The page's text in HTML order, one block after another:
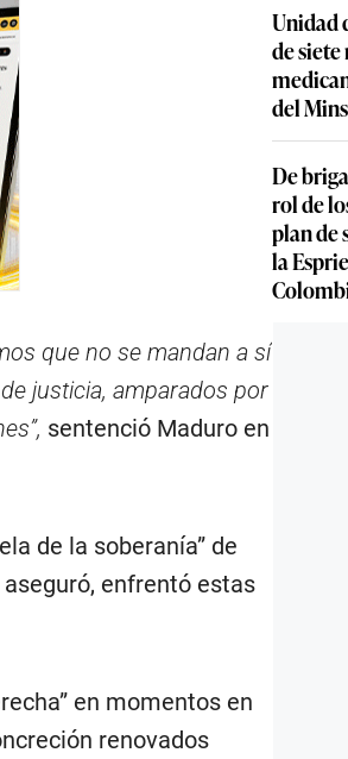
que no se mandan a sí
justicia, amparados por
sentenció Maduro en
de la soberanía” de
aseguró, enfrentó estas
en momentos en
renovados
Unidad
de
del
De
rol de
plan de
la